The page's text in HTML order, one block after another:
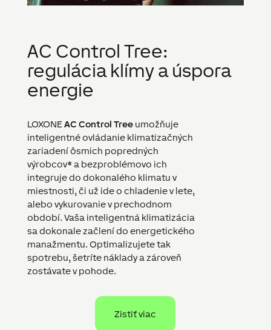
AC Control Tree:
regulácia klímy a úspora
energie
LOXONE AC Control Treeumožňuje
inteligentné ovládanie klimatizačných
zariadení ôsmich popredných
výrobcov* a bezproblémovo ich
integruje do dokonalého klimatu v
miestnosti, či už ide o chladenie v lete,
alebo vykurovanie v prechodnom
období. Vaša inteligentná klimatizácia
sa dokonale začlení do energetického
manažmentu. Optimalizujete tak
spotrebu, šetríte náklady a zároveň
zostávate v pohode.
Zistiť viac